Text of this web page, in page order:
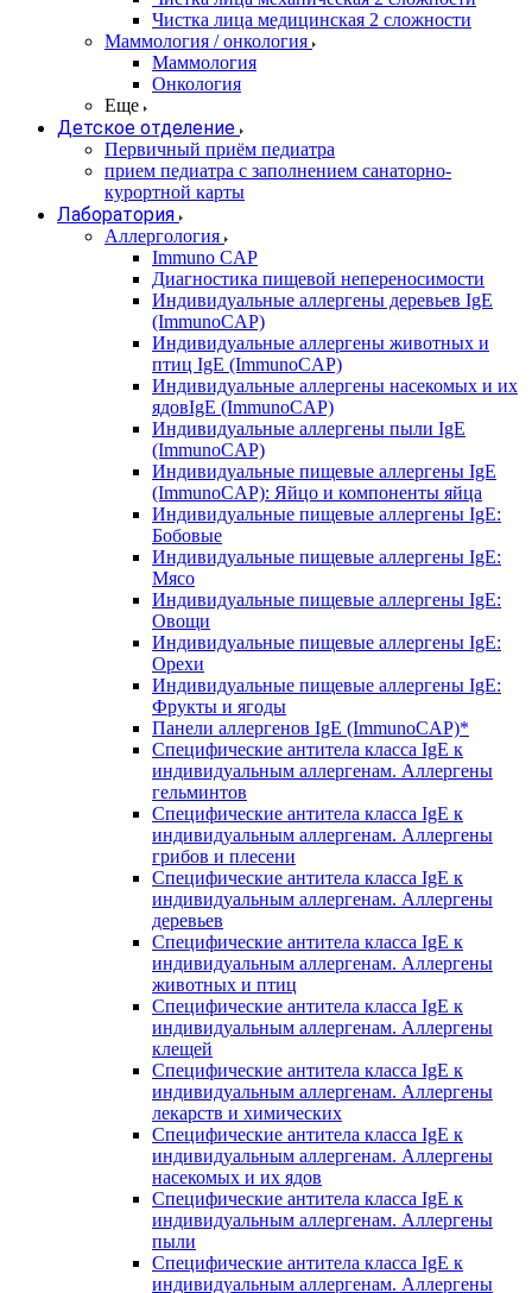
Чистка лица медицинская 2 сложности
Маммология / онкология
Маммология
Онкология
Еще
Детское отделение
Первичный приём педиатра
прием педиатра с заполнением санаторно-
курортной карты
Лаборатория
Аллергология
Immuno CAP
Диагностика пищевой непереносимости
Индивидуальные аллергены деревьев IgE
(ImmunoCAP)
Индивидуальные аллергены животных и
птиц IgE (ImmunoCAP)
Индивидуальные аллергены насекомых и их
ядовIgE (ImmunoCAP)
Индивидуальные аллергены пыли IgE
(ImmunoCAP)
Индивидуальные пищевые аллергены IgE
(ImmunoCAP): Яйцо и компоненты яйца
Индивидуальные пищевые аллергены IgE:
Бобовые
Индивидуальные пищевые аллергены IgE:
Мясо
Индивидуальные пищевые аллергены IgE:
Овощи
Индивидуальные пищевые аллергены IgE:
Орехи
Индивидуальные пищевые аллергены IgE:
Фрукты и ягоды
Панели аллергенов IgE (ImmunoCAP)*
Специфические антитела класса IgE к
индивидуальным аллергенам. Аллергены
гельминтов
Специфические антитела класса IgE к
индивидуальным аллергенам. Аллергены
грибов и плесени
Специфические антитела класса IgE к
индивидуальным аллергенам. Аллергены
деревьев
Специфические антитела класса IgE к
индивидуальным аллергенам. Аллергены
животных и птиц
Специфические антитела класса IgE к
индивидуальным аллергенам. Аллергены
клещей
Специфические антитела класса IgE к
индивидуальным аллергенам. Аллергены
лекарств и химических
Специфические антитела класса IgE к
индивидуальным аллергенам. Аллергены
насекомых и их ядов
Специфические антитела класса IgE к
индивидуальным аллергенам. Аллергены
пыли
Специфические антитела класса IgE к
индивидуальным аллергенам. Аллергены